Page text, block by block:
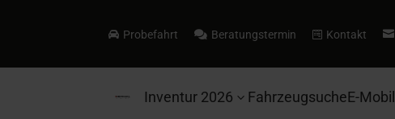
 Probefahrt  Beratungstermin  Kontakt 
Inventur 2026 3 FahrzeugsucheE-